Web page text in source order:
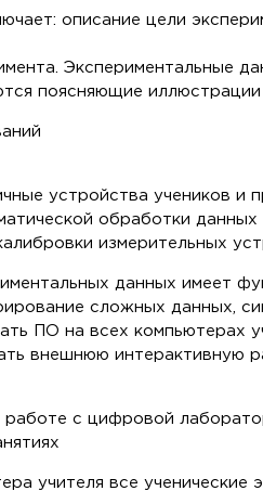
описание цели
Экспериментальные
поясняющие
устройства учеников и
обработки данных
измерительных
данных имеет
сложных данных,
ПО на всех компьютерах
внешнюю интерактивную
с цифровой
учителя все ученические